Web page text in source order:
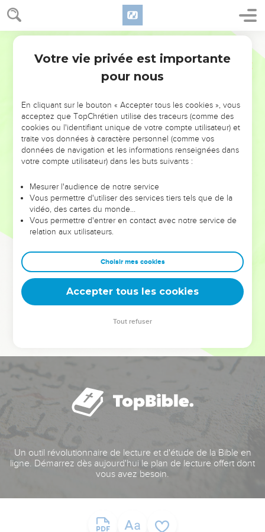
NE MANQUEZ PAS L’ÉVÉNEMENT
DE L’ANNÉE !
ET SI LEURS ERREURS POUVAIENT VOUS ÉVITER LES
VOTRES ?
leur foi ou leur vision. Mais on voit moins les doutes, les erreurs
et les saisons difficiles qu'ils ont traversés, alors même que ce
sont elles qui les ont façonnés.
Dans cette conférence, leaders, entrepreneurs, et responsables
clés pour avancer avec plus de sagesse afin que leurs erreurs
deviennent vos tremplins. Que vous guidiez un ministère, une
équipe, un groupe ou une famille, leur expérience est faite
Un outil révolutionnaire de lecture et d'étude de la Bible en
ligne. Démarrez dès aujourd'hui le plan de lecture offert dont
vous avez besoin.
Votre vie privée est importante
pour nous
En cliquant sur le bouton « Accepter tous les cookies », vous
acceptez que TopChrétien utilise des traceurs (comme des
cookies ou l'identifiant unique de votre compte utilisateur) et
traite vos données à caractère personnel (comme vos
données de navigation et les informations renseignées dans
votre compte utilisateur) dans les buts suivants :
Mesurer l'audience de notre service
Vous permettre d'utiliser des services tiers tels que de la
vidéo, des cartes du monde…
Vous permettre d'entrer en contact avec notre service de
relation aux utilisateurs.
Choisir mes cookies
Accepter tous les cookies
Tout refuser